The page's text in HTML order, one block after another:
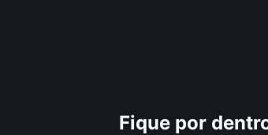
Fique por